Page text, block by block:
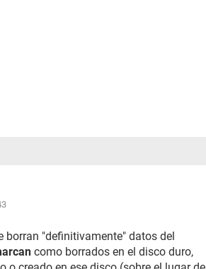
borran "definitivamente" datos del
como borrados en el disco duro,